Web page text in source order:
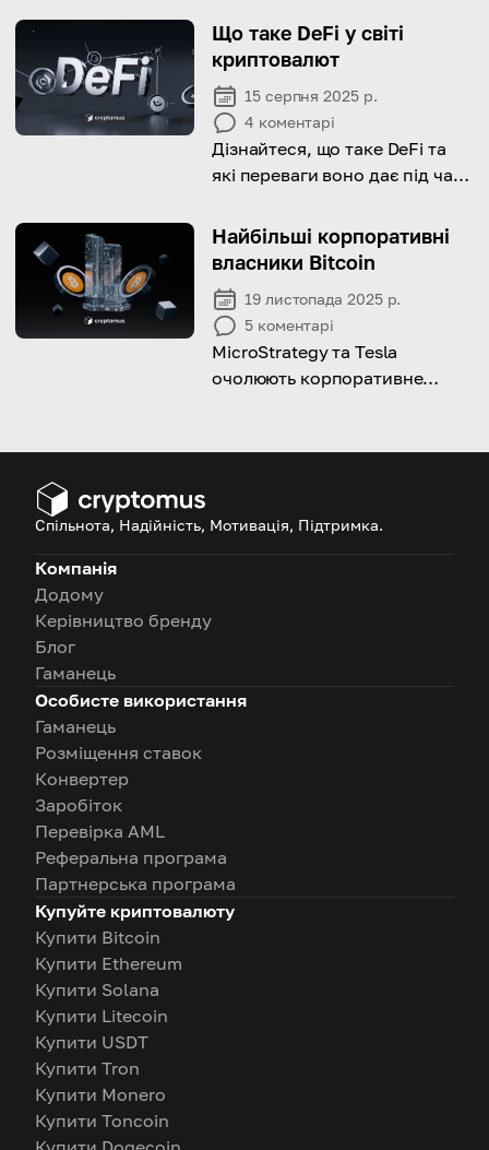
explore the potential risks
involved!
Що таке DeFi у світі
криптовалют
15 серпня 2025 р.
4 коментарі
Дізнайтеся, що таке DeFi та
які переваги воно дає під час
Найбільші корпоративні
власники Bitcoin
19 листопада 2025 р.
5 коментарі
MicroStrategy та Tesla
очолюють корпоративне
запаси BTC для хеджування
вартості.
Спільнота, Надійність, Мотивація, Підтримка.
Компанія
Додому
Керівництво бренду
Блог
Гаманець
Особисте використання
Гаманець
Розміщення ставок
Конвертер
Заробіток
Перевірка AML
Реферальна програма
Партнерська програма
Купуйте криптовалюту
Купити Bitcoin
Купити Ethereum
Купити Solana
Купити Litecoin
Купити USDT
Купити Tron
Купити Monero
Купити Toncoin